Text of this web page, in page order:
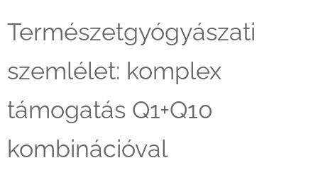
Természetgyógyászati
szemlélet: komplex
támogatás Q1+Q10
kombinációval